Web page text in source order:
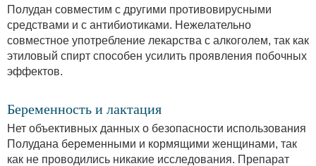
Полудан совместим с другими противовирусными
средствами и с антибиотиками. Нежелательно
совместное употребление лекарства с алкоголем, так как
этиловый спирт способен усилить проявления побочных
эффектов.
Беременность и лактация
Нет объективных данных о безопасности использования
Полудана беременными и кормящими женщинами, так
как не проводились никакие исследования. Препарат